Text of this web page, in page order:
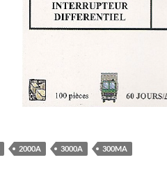
2000A 3000A 300MA